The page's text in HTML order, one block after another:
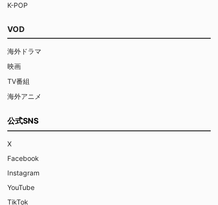
K-POP
VOD
海外ドラマ
映画
TV番組
海外アニメ
公式SNS
X
Facebook
Instagram
YouTube
TikTok